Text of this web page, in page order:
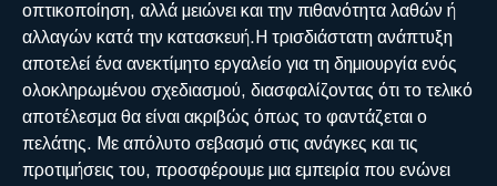
οπτικοποίηση, αλλά μειώνει και την πιθανότητα λαθών ή
αλλαγών κατά την κατασκευή.Η τρισδιάστατη ανάπτυξη
αποτελεί ένα ανεκτίμητο εργαλείο για τη δημιουργία ενός
ολοκληρωμένου σχεδιασμού, διασφαλίζοντας ότι το τελικό
αποτέλεσμα θα είναι ακριβώς όπως το φαντάζεται ο
πελάτης. Με απόλυτο σεβασμό στις ανάγκες και τις
προτιμήσεις του, προσφέρουμε μια εμπειρία που ενώνει